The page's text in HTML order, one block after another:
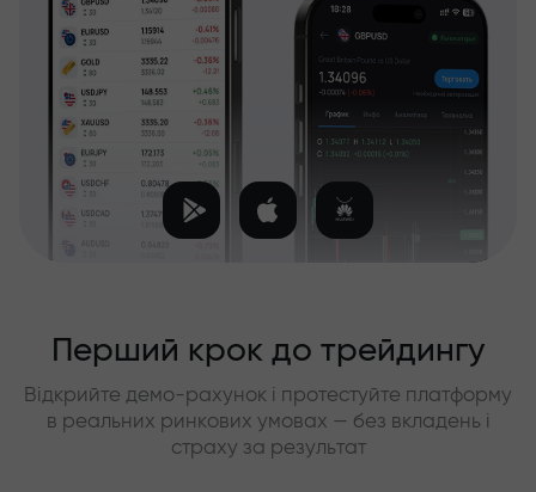
Перший крок до трейдингу
Відкрийте демо-рахунок і протестуйте платформу
в реальних ринкових умовах — без вкладень і
страху за результат